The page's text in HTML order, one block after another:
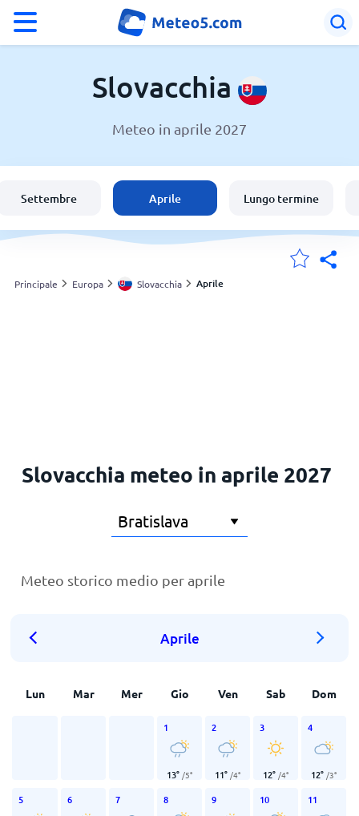
Meteo in Slovacchia
Italia
Svizzera
Slovacchia
Meteo in aprile 2027
Settembre Aprile Lungo termine
Principale Europa Slovacchia Aprile
Slovacchia meteo in aprile 2027
Meteo storico medio per aprile
Aprile
Lun Mar Mer Gio Ven Sab Dom
1
13° /5°
2
11° /4°
3
12° /4°
4
12° /3°
5 6 7 8 9 10 11